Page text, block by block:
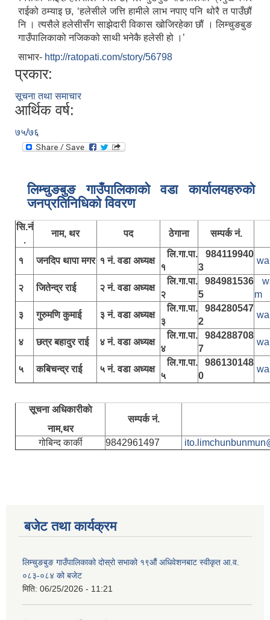
राईको ठम्याइ छ, ‘हलेसीले जत्ति हामीले लाभ नपाए पनि थोरै त पाउँछौं
नि । त्यसैले हलेसीसँग साझेदारी विकास खोजिरहेका छौं । लिम्चुङबुङ
गाउँपालिकाको नजिकको साथी भनेकै हलेसी हो ।’
साभार- http://ratopati.com/story/56798
प्रकार:
सूचना तथा समाचार
आर्थिक वर्ष:
७५/७६
लिम्चुङबुङ गाउँपालिकाकाे वडा कार्यालयहरुकाे
जनप्रतिनिधिकाे विवरण
सि.नं
.
नाम, थर पद ठेगाना सम्पर्क नं.
१ जनदिप थापा मगर १ नं. वडा अध्यक्ष
लि.गा.पा.
१
984119940
3
२ जितेन्द्र राई २ नं. वडा अध्यक्ष
लि.गा.पा.
२
984981536
5
m
३
गुरुमणि कुमाई ३ नं. वडा अध्यक्ष
लि.गा.पा.
३
984280547
2
४ छत्र बहादुर राई ४ नं. वडा अध्यक्ष
लि.गा.पा.
४
984288708
7
५ कबिचन्द्र राई ५ नं. वडा अध्यक्ष
लि.गा.पा.
५
986130148
0
सूचना अधिकारीकाे
नाम,थर
सम्पर्क नं.
गोबिन्द कार्की 9842961497
बजेट तथा कार्यक्रम
लिम्चुङबुङ गाउँपालिकाको दोस्रो सभाको १९औं अधिवेशनबाट स्वीकृत आ.व.
०८३-०८४ को बजेट
मिति: 06/25/2026 - 11:21